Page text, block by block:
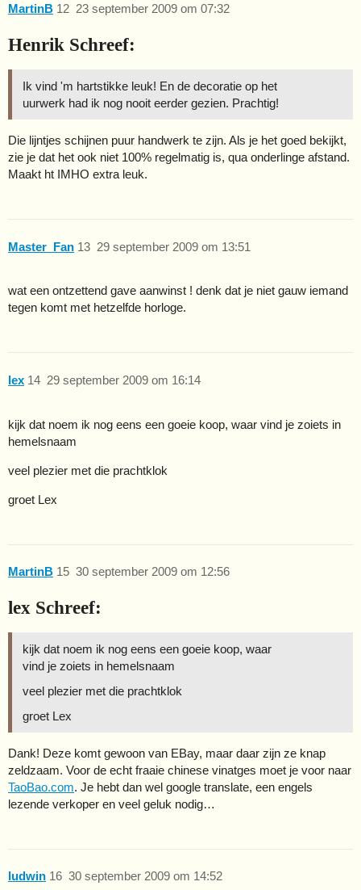
MartinB 23 september 2009 om 07:32
12
Henrik Schreef:
Ik vind 'm hartstikke leuk! En de decoratie op het
uurwerk had ik nog nooit eerder gezien. Prachtig!
Die lijntjes schijnen puur handwerk te zijn. Als je het goed bekijkt,
zie je dat het ook niet 100% regelmatig is, qua onderlinge afstand.
Maakt ht IMHO extra leuk.
Master_Fan 29 september 2009 om 13:51
13
wat een ontzettend gave aanwinst ! denk dat je niet gauw iemand
tegen komt met hetzelfde horloge.
lex 29 september 2009 om 16:14
14
kijk dat noem ik nog eens een goeie koop, waar vind je zoiets in
hemelsnaam
veel plezier met die prachtklok
groet Lex
MartinB 30 september 2009 om 12:56
15
lex Schreef:
kijk dat noem ik nog eens een goeie koop, waar
vind je zoiets in hemelsnaam
veel plezier met die prachtklok
groet Lex
Dank! Deze komt gewoon van EBay, maar daar zijn ze knap
zeldzaam. Voor de echt fraaie chinese vinatges moet je voor naar
TaoBao.com. Je hebt dan wel google translate, een engels
lezende verkoper en veel geluk nodig…
ludwin 30 september 2009 om 14:52
16